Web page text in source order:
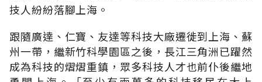
技人紛紛落腳上海。
跟隨廣達、仁寶、友達等科技大廠遷徙到上海、蘇
州一帶，繼新竹科學園區之後，長江三角洲已躍然
成為科技的熠熠重鎮，眾多科技人才也前仆後繼地